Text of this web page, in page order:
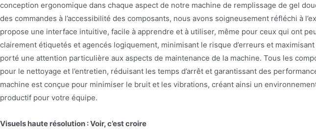
conception ergonomique dans chaque aspect de notre machine de remplissage de gel
des commandes à l’accessibilité des composants, nous avons soigneusement réfléchi à
propose une interface intuitive, facile à apprendre et à utiliser, même pour ceux qui ont
clairement étiquetés et agencés logiquement, minimisant le risque d’erreurs et
porté une attention particulière aux aspects de maintenance de la machine. Tous les
pour le nettoyage et l’entretien, réduisant les temps d’arrêt et garantissant des
machine est conçue pour minimiser le bruit et les vibrations, créant ainsi un
productif pour votre équipe.
Visuels haute résolution : Voir, c’est croire